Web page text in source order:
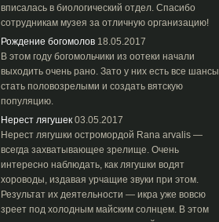
вписалась в биологический отдел. Спасибо
сотрудникам музея за отличную организацию!
Рождение богомолов 18.05.2017
В этом году богомольчики из оотеки начали
выходить очень рано. Зато у них есть все шансы
стать половозрелыми и создать вятскую
популяцию.
Нерест лягушек 03.05.2017
Нерест лягушки остромордой Rana arvalis —
всегда захватывающее зрелище. Очень
интересно наблюдать, как лягушки водят
хороводы, издавая урчащие звуки при этом.
Результат их деятельности — икра уже вовсю
зреет под холодным майским солнцем. В этом